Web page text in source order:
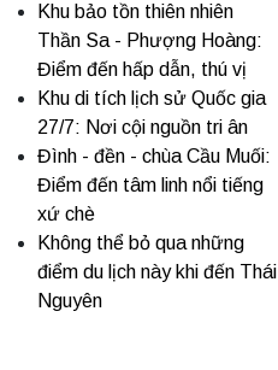
Khu bảo tồn thiên nhiên
Thần Sa - Phượng Hoàng:
Điểm đến hấp dẫn, thú vị
Khu di tích lịch sử Quốc gia
27/7: Nơi cội nguồn tri ân
Đình - đền - chùa Cầu Muối:
Điểm đến tâm linh nổi tiếng
xứ chè
Không thể bỏ qua những
điểm du lịch này khi đến Thái
Nguyên